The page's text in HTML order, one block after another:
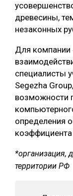
древесины,
незаконных
Для компании
специалисты
Segezha
возможности
определения
*организация,
территории РФ